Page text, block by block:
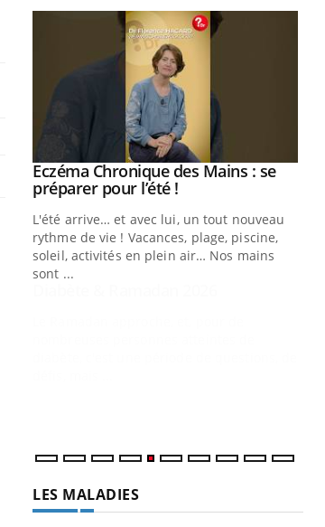
Youtube
Diabète & Ramadan 2026Youtube
Le Ramadan approche, et, pour de
nombreuses personnes atteintes de
diabète, c'est une période de questions, de
défis, mais ...
LES MALADIES